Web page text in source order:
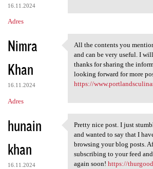
16.11.2024
Adres
Nimra
Khan
16.11.2024
Adres
All the contents you
All the contents you
and can be very useful. I
thanks for sharing the
looking forward for more
https://
hunain
khan
16.11.2024
Pretty nice post. I just
Pretty nice post. I just
and wanted to say that I
browsing your blog posts.
subscribing to your feed
again soon! https://